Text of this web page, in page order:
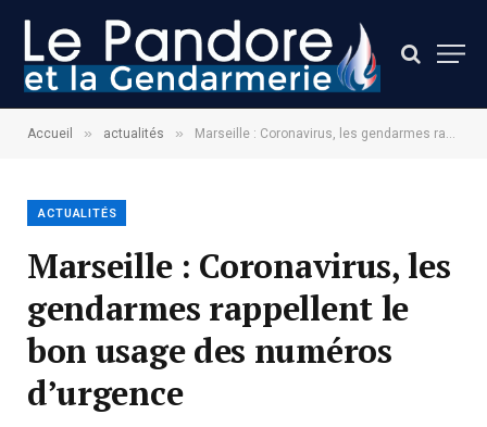
Accueil » actualités » Marseille : Coronavirus, les gendarmes rappellent le bon usage des numéros d’urgence
ACTUALITÉS
Marseille : Coronavirus, les
gendarmes rappellent le
bon usage des numéros
d’urgence